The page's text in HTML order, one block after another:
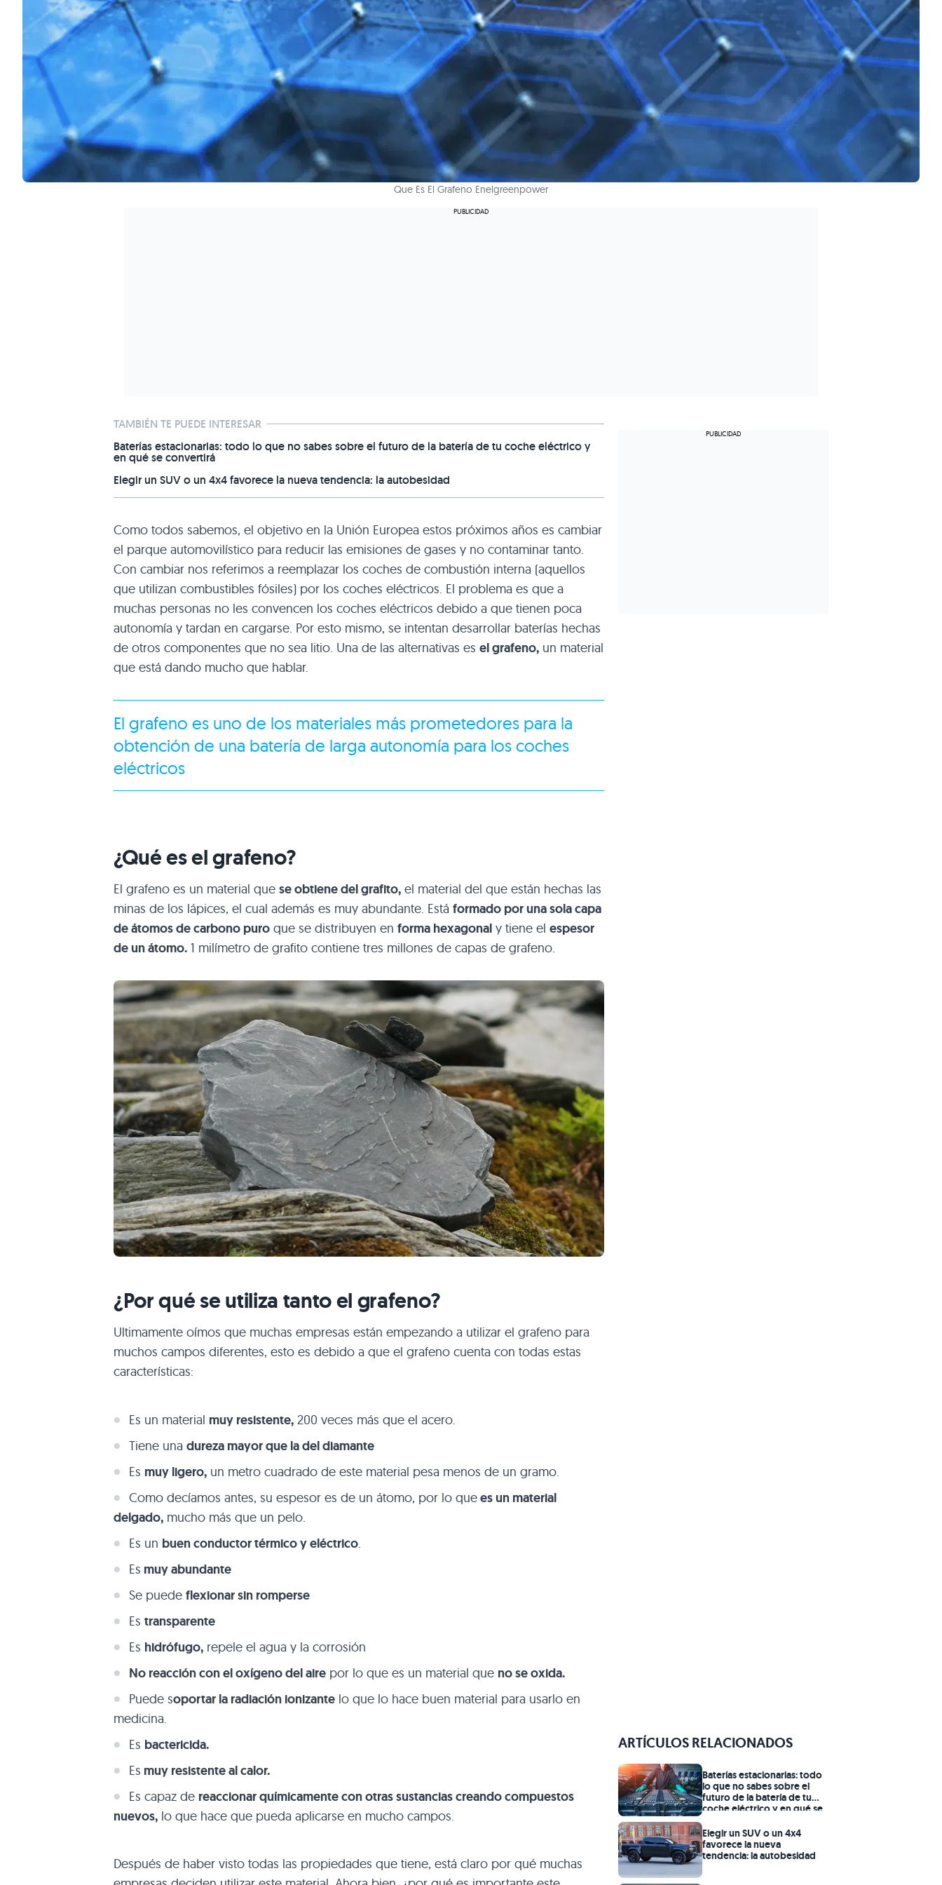
Que Es El Grafeno Enelgreenpower
TAMBIÉN TE PUEDE INTERESAR
Baterías estacionarias: todo lo que no sabes sobre el futuro de la batería de tu coche eléctrico y
en qué se convertirá
Elegir un SUV o un 4x4 favorece la nueva tendencia: la autobesidad
Como todos sabemos, el objetivo en la Unión Europea estos próximos años es cambiar
el parque automovilístico para reducir las emisiones de gases y no contaminar tanto.
Con cambiar nos referimos a reemplazar los coches de combustión interna (aquellos
que utilizan combustibles fósiles) por los coches eléctricos. El problema es que a
muchas personas no les convencen los coches eléctricos debido a que tienen poca
autonomía y tardan en cargarse. Por esto mismo, se intentan desarrollar baterías hechas
de otros componentes que no sea litio. Una de las alternativas es el grafeno, un material
que está dando mucho que hablar.
El grafeno es uno de los materiales más prometedores para la
obtención de una batería de larga autonomía para los coches
eléctricos
¿Qué es el grafeno?
El grafeno es un material que se obtiene del grafito, el material del que están hechas las
minas de los lápices, el cual además es muy abundante. Está formado por una sola capa
de átomos de carbono puro que se distribuyen en forma hexagonal y tiene el espesor
de un átomo. 1 milímetro de grafito contiene tres millones de capas de grafeno.
¿Por qué se utiliza tanto el grafeno?
Ultimamente oímos que muchas empresas están empezando a utilizar el grafeno para
muchos campos diferentes, esto es debido a que el grafeno cuenta con todas estas
características:
Es un material muy resistente, 200 veces más que el acero.
Tiene una dureza mayor que la del diamante
Es muy ligero, un metro cuadrado de este material pesa menos de un gramo.
Como decíamos antes, su espesor es de un átomo, por lo quees un material
delgado, mucho más que un pelo.
Es un buen conductor térmico y eléctrico.
Es muy abundante
Se puede flexionar sin romperse
Es transparente
Es hidrófugo, repele el agua y la corrosión
No reacción con el oxígeno del aire por lo que es un material que no se oxida.
Puede soportar la radiación ionizante lo que lo hace buen material para usarlo en
medicina.
Es bactericida.
Es muy resistente al calor.
Es capaz de reaccionar químicamente con otras sustancias creando compuestos
nuevos, lo que hace que pueda aplicarse en mucho campos.
Después de haber visto todas las propiedades que tiene, está claro por qué muchas
ARTÍCULOS RELACIONADOS
Baterías estacionarias: todo
lo que no sabes sobre el
futuro de la batería de tu
coche eléctrico y en qué se
Elegir un SUV o un 4x4
favorece la nueva
tendencia: la autobesidad